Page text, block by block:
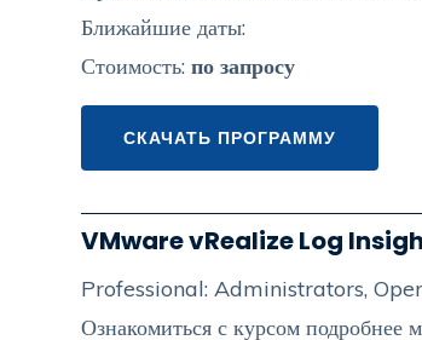
Ближайшие даты:
Стоимость:по запросу
СКАЧАТЬ ПРОГРАММУ
VMware vRealize Log
Professional: Administrators,
Ознакомиться с курсом подробнее